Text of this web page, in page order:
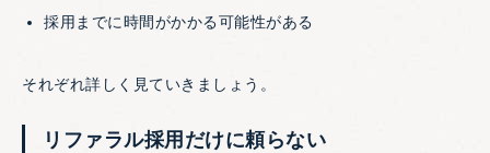
採用までに時間がかかる可能性がある
それぞれ詳しく見ていきましょう。
リファラル採用だけに頼らない